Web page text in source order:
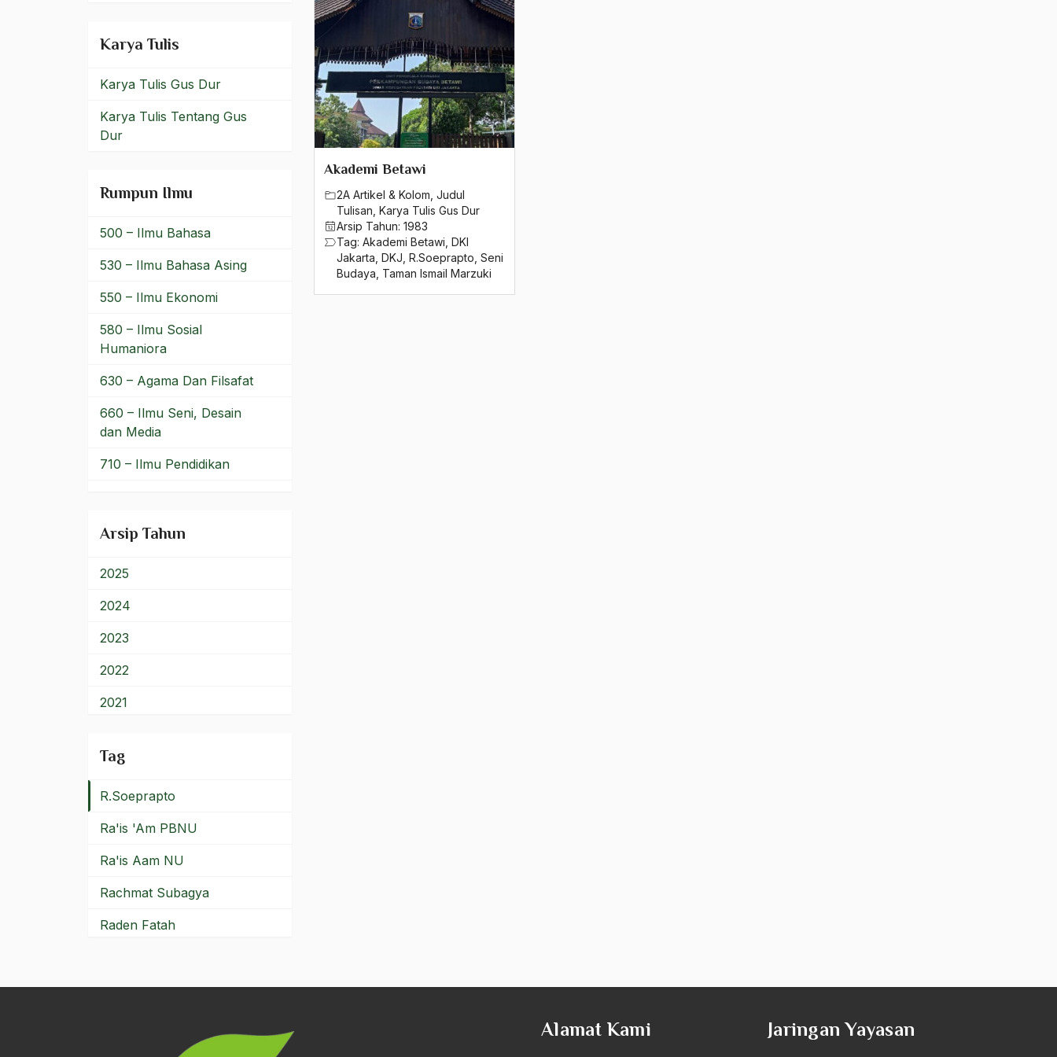
Akademi Betawi
2A Artikel & Kolom Judul
Tulisan Karya Tulis Gus Dur
Arsip Tahun: 1983
Tag: Akademi Betawi DKI
Jakarta DKJ R.Soeprapto Seni
Budaya Taman Ismail Marzuki
Karya Tulis
Karya Tulis Gus Dur
Karya Tulis Tentang Gus
Dur
Rumpun Ilmu
500 – Ilmu Bahasa
530 – Ilmu Bahasa Asing
550 – Ilmu Ekonomi
580 – Ilmu Sosial
Humaniora
630 – Agama Dan Filsafat
660 – Ilmu Seni, Desain
dan Media
710 – Ilmu Pendidikan
Arsip Tahun
2025
2024
2023
2022
2021
2019
2018
2017
2016
2015
2014
Tag
Proses yang Belum
Selesai
Prospek di Masa Depan
Protestan
Proyek Mojokuto
PT Duta Dunia Perintis
PT Lapindo Brantas
Puasa
Puja Kesuma
Pulau jawa
putu wijaya
Qanun Asasi
qashidah
Qawa'id Al-Fiqh
Qawa'id Fiqh
Qowa'idul Fiqh
R. Boechori
R.Soeprapto
Ra'is 'Am PBNU
Ra'is Aam NU
Rachmat Subagya
Raden Fatah
radikalisme
Alamat Kami Jaringan Yayasan